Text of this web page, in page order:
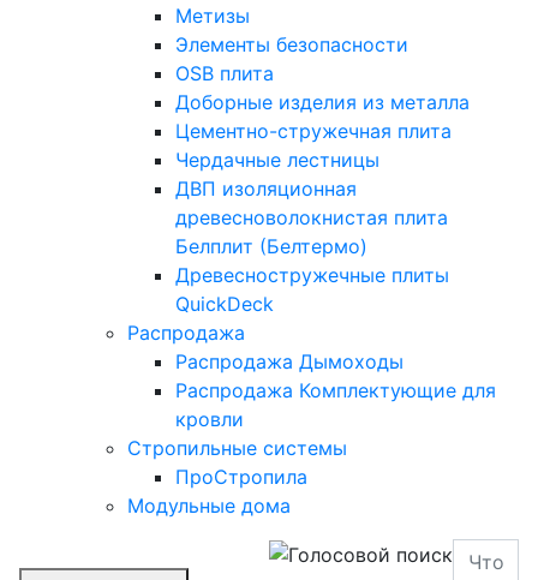
Метизы
Элементы безопасности
OSB плита
Доборные изделия из металла
Цементно-стружечная плита
Чердачные лестницы
ДВП изоляционная
древесноволокнистая плита
Белплит (Белтермо)
Древесностружечные плиты
QuickDeck
Распродажа
Распродажа Дымоходы
Распродажа Комплектующие для
кровли
Стропильные системы
ПроСтропила
Модульные дома